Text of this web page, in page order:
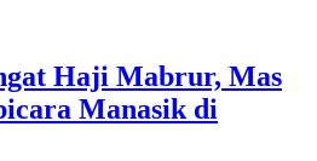
Haji Mabrur, Mas
Manasik di